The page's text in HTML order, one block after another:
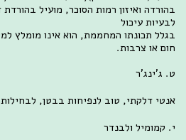
בהורדה ואיזון רמות הסוכר, מועיל
לבעיות עיכול
בגלל תכונתו המחממת, הוא אינו מומלץ
חום או צרבות.
ט. ג'ינג'ר
אנטי דלקתי, טוב לנפיחות בבטן, לבחילות
י. קמומיל ולבנדר